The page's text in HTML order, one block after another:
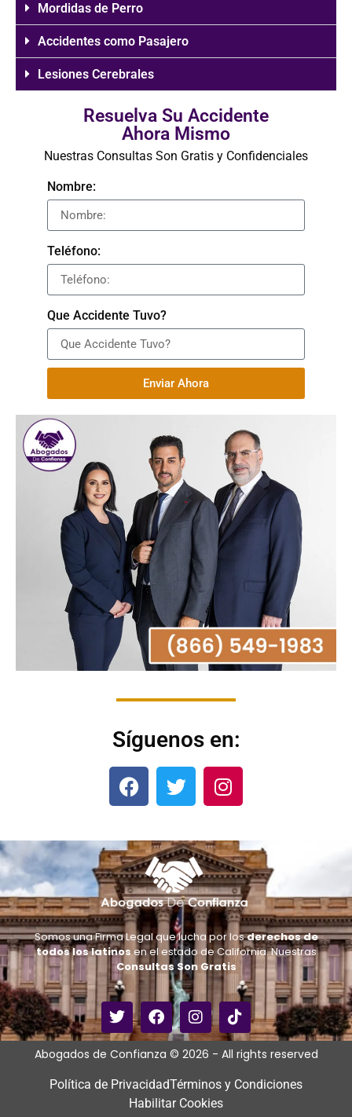
Mordidas de Perro
Accidentes como Pasajero
Lesiones Cerebrales
Resuelva Su Accidente
Ahora Mismo
Nuestras Consultas Son Gratis y Confidenciales
Nombre:
Teléfono:
Que Accidente Tuvo?
Enviar Ahora
Síguenos en:
Somos una Firma Legal que lucha por losderechos de
todos los latinosen el estado de California. Nuestras
Consultas Son Gratis
Abogados de Confianza © 2026 - All rights reserved
Política de PrivacidadTérminos y Condiciones
Habilitar Cookies